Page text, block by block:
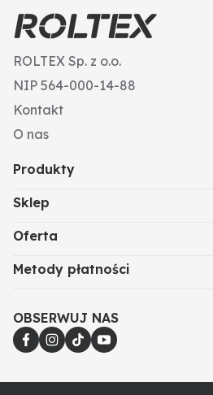
Pasujące śruby: 3 x 1801230HU10
Menke-Nr.: 35789
ROLTEX Sp. z o.o.
NIP 564-000-14-88
Kontakt
O nas
Produkty
Sklep
Oferta
Metody płatności
OBSERWUJ NAS